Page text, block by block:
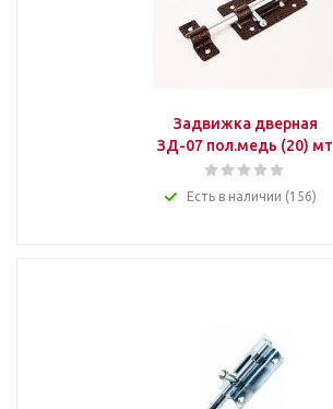
Задвижка дверная
ЗД-07 пол.медь (20) мт
Есть в наличии (156)